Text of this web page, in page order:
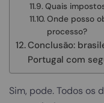
Quais
Onde posso
processo?
Conclusão:
Portugal com
Sim, pode. Todos os